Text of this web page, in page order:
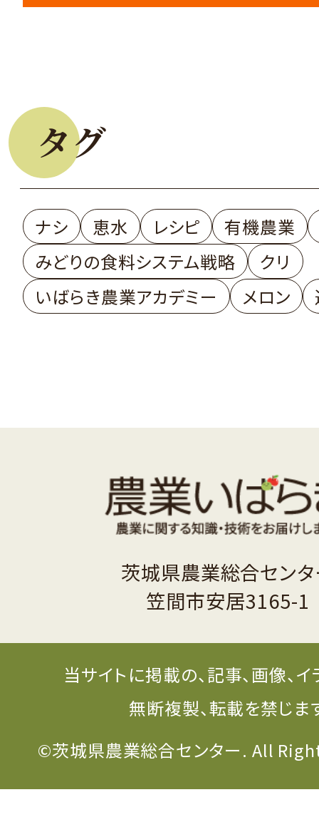
タグ
ナシ 恵水 レシピ
有機農業
みどりの食料システム戦略
クリ
いばらき農業アカデミー
メロン
茨城県農業総合セン
笠間市安居3165-1
当サイトに掲載の、記事、画像、
無断複製、転載を禁じま
©茨城県農業総合センター. All